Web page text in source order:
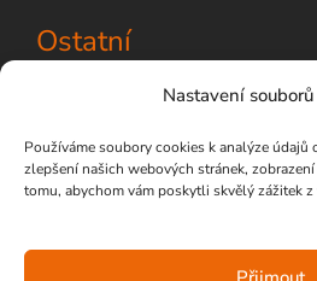
Nastavení
Používáme soubory cookies k analýze údajů
zlepšení našich webových stránek,
tomu, abychom vám poskytli skvělý zážitek z
Ostatní
Operační programy
Whistleblowing
Zásady zpracování osobních